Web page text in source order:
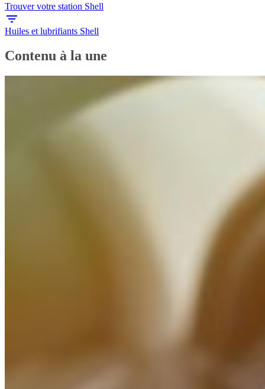
Trouver votre station Shell
Huiles et lubrifiants Shell
Contenu à la une